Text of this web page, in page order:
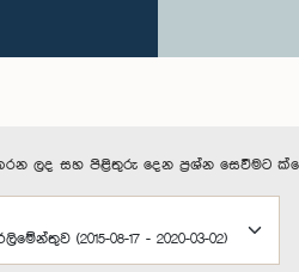
ලද සහ පිළිතුරු දෙන ප්‍රශ්න සෙවීමට